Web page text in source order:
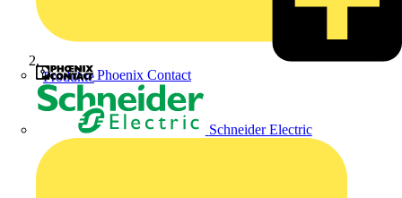
Phoenix Contact
Schneider Electric
Produkte